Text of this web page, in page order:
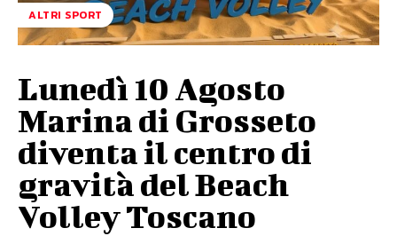
ALTRI SPORT
Lunedì 10 Agosto
Marina di Grosseto
diventa il centro di
gravità del Beach
Volley Toscano